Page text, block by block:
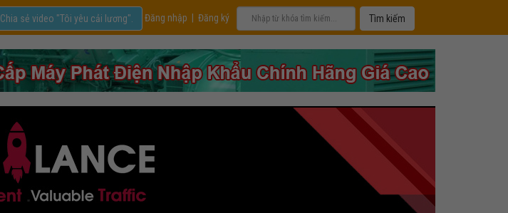
Đăng nhập Đăng ký
Chia sẻ video "Tôi yêu cải lương".